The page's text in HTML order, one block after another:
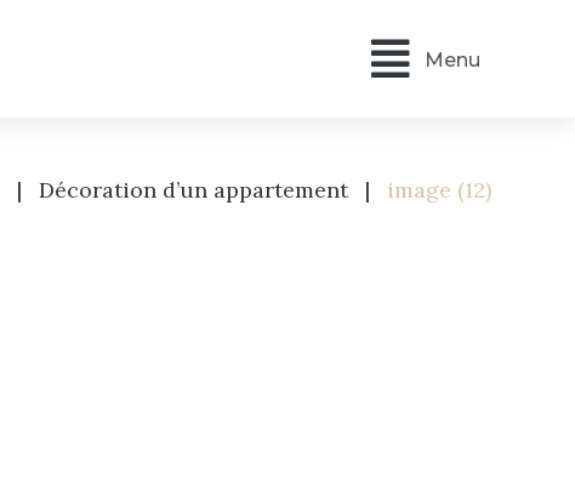
Menu
| Décoration d’un appartement | image (12)